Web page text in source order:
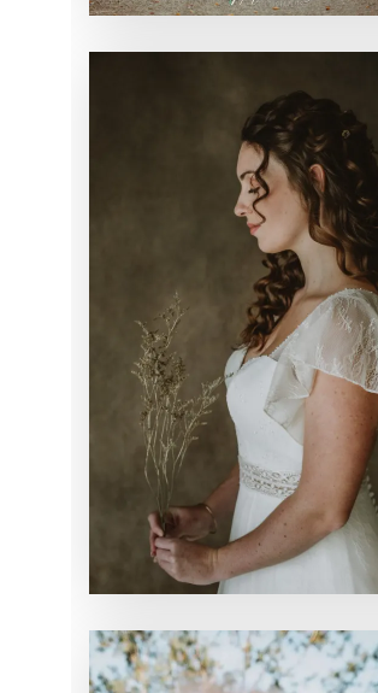
INSPIRATION
MARIÉE
MARIAGE